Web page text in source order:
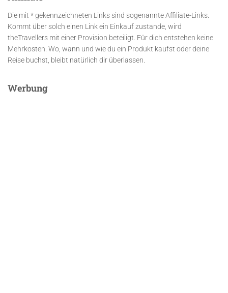
Die mit * gekennzeichneten Links sind sogenannte Affiliate-Links.
Kommt über solch einen Link ein Einkauf zustande, wird
theTravellers mit einer Provision beteiligt. Für dich entstehen keine
Mehrkosten. Wo, wann und wie du ein Produkt kaufst oder deine
Reise buchst, bleibt natürlich dir überlassen.
Werbung